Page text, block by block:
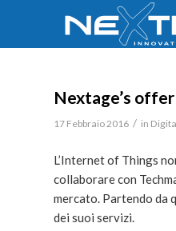
Nextage’s
17 Febbraio 2016 / in
L’Internet of Things
collaborare con
mercato. Partendo da
dei suoi servizi.